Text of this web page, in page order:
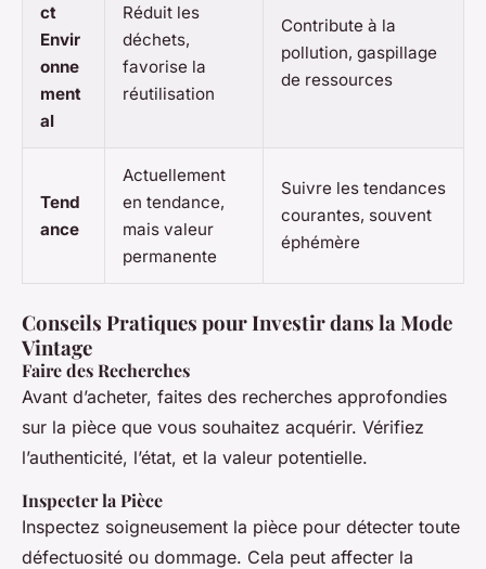
ct
Envir
onne
ment
al
Réduit les
déchets,
favorise la
réutilisation
Contribute à la
pollution, gaspillage
de ressources
Tend
ance
Actuellement
en tendance,
mais valeur
permanente
Suivre les tendances
courantes, souvent
éphémère
Conseils Pratiques pour Investir dans la Mode
Vintage
Faire des Recherches
Avant d’acheter, faites des recherches approfondies
sur la pièce que vous souhaitez acquérir. Vérifiez
l’authenticité, l’état, et la valeur potentielle.
Inspecter la Pièce
Inspectez soigneusement la pièce pour détecter toute
défectuosité ou dommage. Cela peut affecter la